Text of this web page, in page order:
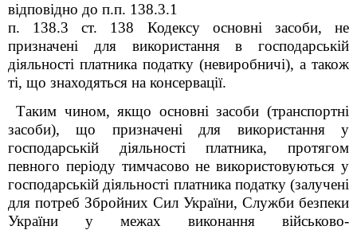
відповідно до п.п. 138.3.1
п. 138.3 ст. 138 Кодексу основні засоби, не
призначені для використання в господарській
діяльності платника податку (невиробничі), а також
ті, що знаходяться на консервації.
Таким чином, якщо основні засоби (транспортні
засоби), що призначені для використання у
господарській діяльності платника, протягом
певного періоду тимчасово не використовуються у
господарській діяльності платника податку (залучені
для потреб Збройних Сил України, Служби безпеки
України у межах виконання військово-